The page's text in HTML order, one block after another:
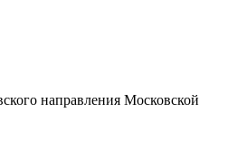
направления Московской